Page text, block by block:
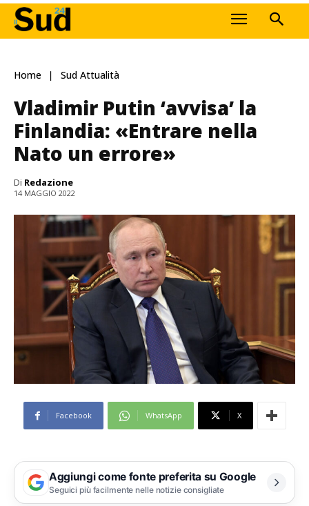
Home Sud Attualità
Vladimir Putin ‘avvisa’ la
Finlandia: «Entrare nella
Nato un errore»
Di Redazione
14 MAGGIO 2022
Facebook WhatsApp X
Aggiungi come fonte preferita su Google
Seguici più facilmente nelle notizie consigliate